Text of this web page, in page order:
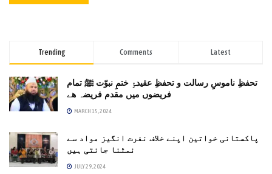
Trending Comments Latest
تحفظِ ناموسِ رسالت و تحفظِ عقیدۂِ ختمِ نبوّت ﷺ تمام
فریضوں میں مقدم فریضہ ھے
MARCH 15, 2024
پاکستانی خواتین اپنے خلاف نفرت انگیز مواد سے
نمٹنا جانتی ہیں
JULY 29, 2024